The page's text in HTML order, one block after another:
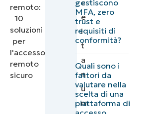
Confronto
tra i migliori
software di
accesso
remoto
sicuro per
professionisti
c
e
l
t
a
n
u
m
gestiscono
MFA, zero
trust e
requisiti di
conformità?
Quali sono i
fattori da
valutare nella
scelta di una
piattaforma di